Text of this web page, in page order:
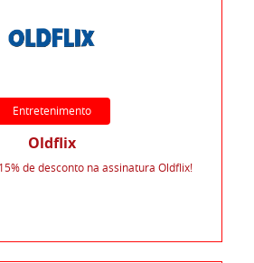
Entretenimento
Oldflix
de desconto na assinatura Oldflix!